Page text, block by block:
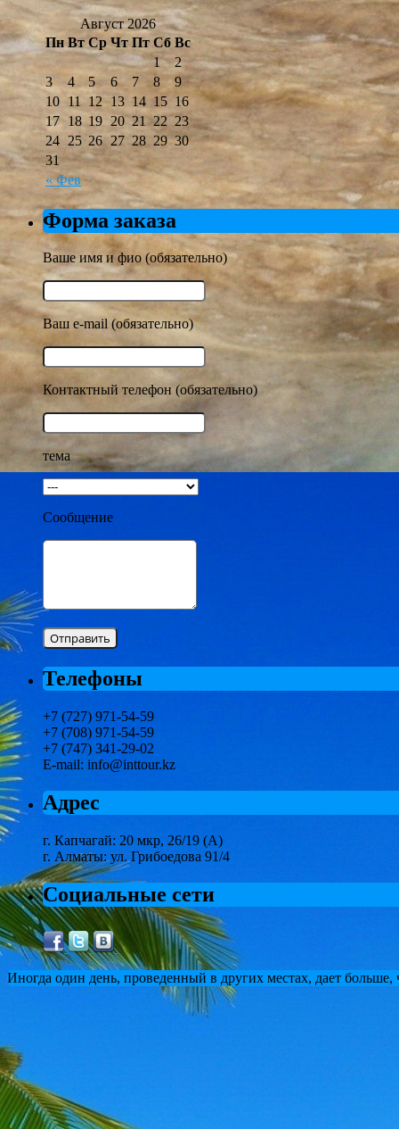
Август 2026
Пн Вт Ср Чт Пт Сб Вс
« Фев
1
2
3
4 5 6 7 8
9
10 11 12 13 14 15 16
17 18 19 20 21 22 23
24 25 26 27 28 29 30
31
Форма заказа
Ваше имя и фио (обязательно)
Ваш e-mail (обязательно)
Контактный телефон (обязательно)
тема
Сообщение
Телефоны
+7 (727) 971-54-59
+7 (708) 971-54-59
+7 (747) 341-29-02
E-mail: info@inttour.kz
Адрес
г. Капчагай: 20 мкр, 26/19 (А)
г. Алматы: ул. Грибоедова 91/4
Социальные сети
Иногда один день, проведенный в других местах, дает